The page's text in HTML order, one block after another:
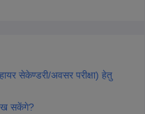
सेकेण्डरी/अवसर परीक्षा) हेतु
सकेंगे?